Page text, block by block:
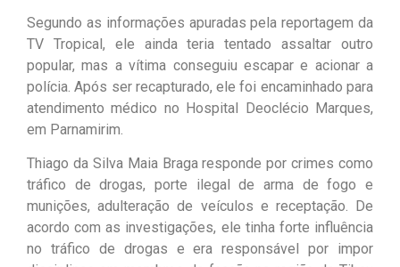
Segundo as informações apuradas pela reportagem da
TV Tropical, ele ainda teria tentado assaltar outro
popular, mas a vítima conseguiu escapar e acionar a
polícia. Após ser recapturado, ele foi encaminhado para
atendimento médico no Hospital Deoclécio Marques,
em Parnamirim.
Thiago da Silva Maia Braga responde por crimes como
tráfico de drogas, porte ilegal de arma de fogo e
munições, adulteração de veículos e receptação. De
acordo com as investigações, ele tinha forte influência
no tráfico de drogas e era responsável por impor